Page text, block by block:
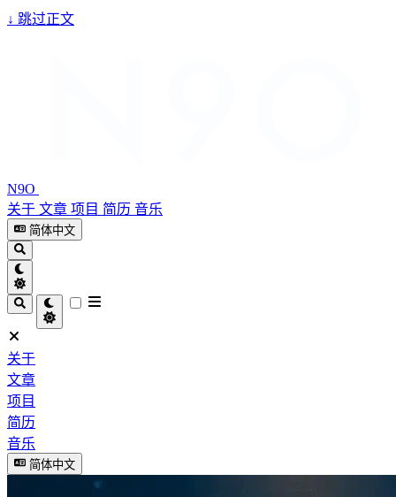
↓ 跳过正文
N9O
关于 文章 项目 简历 音乐
简体中文
关于
文章
项目
简历
音乐
简体中文